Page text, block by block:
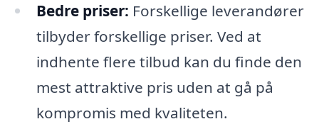
Bedre priser: Forskellige leverandører
tilbyder forskellige priser. Ved at
indhente flere tilbud kan du finde den
mest attraktive pris uden at gå på
kompromis med kvaliteten.